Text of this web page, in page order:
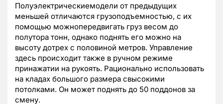
Полуэлектрическиемодели от предыдущих
меньшей отличаются грузоподъемностью, с их
помощью можнопередвигать груз весом до
полутора тонн, однако поднять его можно на
высоту дотрех с половиной метров. Управление
здесь происходит также в ручном режиме
принажатии на рукоять. Рационально использовать
на кладах большого размера свысокими
потолками. Он может поднять до 50 поддонов за
смену.